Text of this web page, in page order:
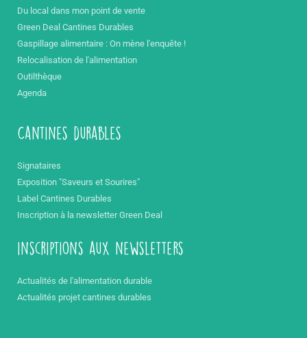
Du local dans mon point de vente
Green Deal Cantines Durables
Gaspillage alimentaire : On mène l'enquête !
Relocalisation de l'alimentation
Outilthèque
Agenda
Cantines durables
Signataires
Exposition "Saveurs et Sourires"
Label Cantines Durables
Inscription à la newsletter Green Deal
inscriptions aux newsletters
Actualités de l'alimentation durable
Actualités projet cantines durables